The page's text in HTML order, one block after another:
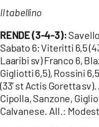
Il tabellino
RENDE (3-4-3):
Sabato 6; Viteritti 6,5
Laaribi sv) Franco 6,
Gigliotti 6,5), Rossini
(33’ st Actis Goretta
Cipolla, Sanzone,
Calvanese. All.: